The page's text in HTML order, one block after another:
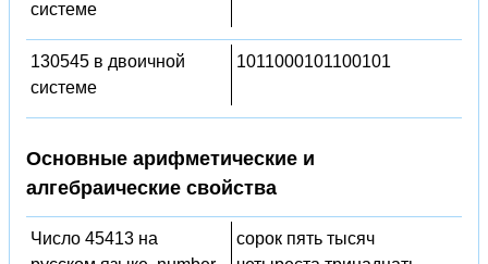
системе
130545 в двоичной
системе
1011000101100101
Основные арифметические и
алгебраические свойства
Число 45413 на
сорок пять тысяч